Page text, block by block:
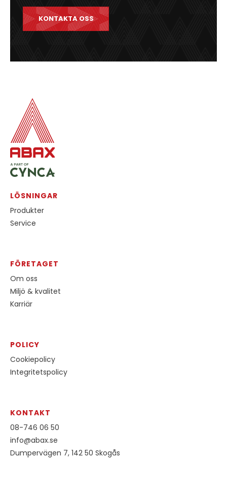
KONTAKTA OSS
LÖSNINGAR
Produkter
Service
FÖRETAGET
Om oss
Miljö & kvalitet
Karriär
POLICY
Cookiepolicy
Integritetspolicy
KONTAKT
08-746 06 50
info@abax.se
Dumpervägen 7, 142 50 Skogås